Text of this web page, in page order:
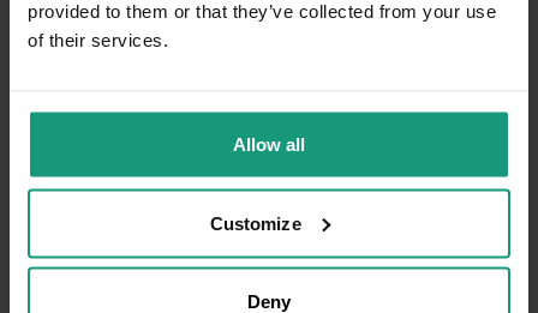
provided to them or that they’ve collected from your use
of their services.
Allow all
Customize
Deny